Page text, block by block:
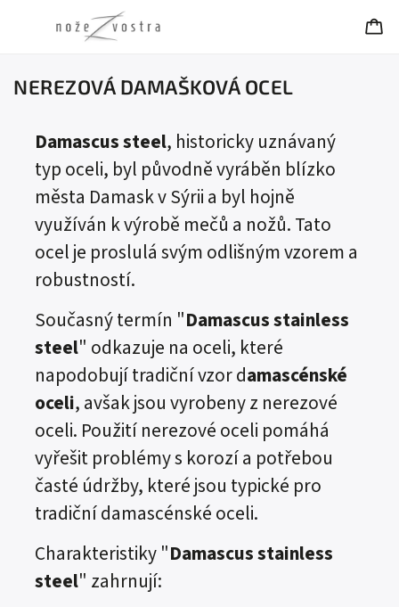
NEREZOVÁ DAMAŠKOVÁ OCEL
Damascus steel, historicky uznávaný
typ oceli, byl původně vyráběn blízko
města Damask v Sýrii a byl hojně
využíván k výrobě mečů a nožů. Tato
ocel je proslulá svým odlišným vzorem a
robustností.
Současný termín "Damascus stainless
steel" odkazuje na oceli, které
napodobují tradiční vzor damascénské
oceli, avšak jsou vyrobeny z nerezové
oceli. Použití nerezové oceli pomáhá
vyřešit problémy s korozí a potřebou
časté údržby, které jsou typické pro
tradiční damascénské oceli.
Charakteristiky "Damascus stainless
steel" zahrnují: